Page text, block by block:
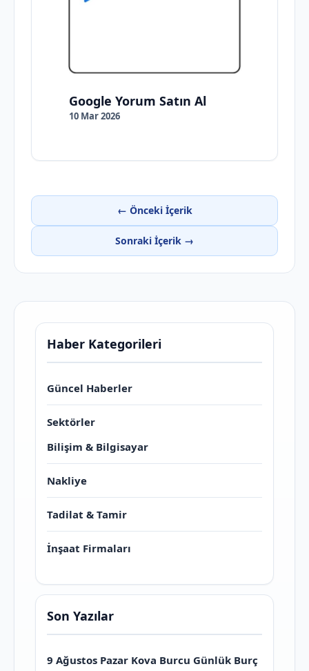
Google Yorum Satın Al
10 Mar 2026
← Önceki İçerik
Sonraki İçerik →
Haber Kategorileri
Güncel Haberler
Sektörler
Bilişim & Bilgisayar
Nakliye
Tadilat & Tamir
İnşaat Firmaları
Son Yazılar
9 Ağustos Pazar Kova Burcu Günlük Burç